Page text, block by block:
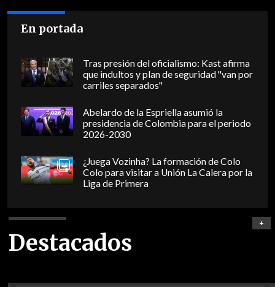
En portada
Tras presión del oficialismo: Kast afirma
que indultos y plan de seguridad "van por
carriles separados"
Abelardo de la Espriella asumió la
presidencia de Colombia para el periodo
2026-2030
¿Juega Vozinha? La formación de Colo
Colo para visitar a Unión La Calera por la
Liga de Primera
Destacados
+